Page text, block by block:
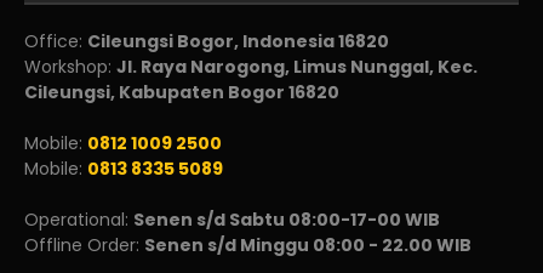
Office: Cileungsi Bogor, Indonesia 16820
Workshop: Jl. Raya Narogong, Limus Nunggal, Kec.
Cileungsi, Kabupaten Bogor 16820
Mobile: 0812 1009 2500
Mobile: 0813 8335 5089
Operational: Senen s/d Sabtu 08:00-17-00 WIB
Offline Order: Senen s/d Minggu 08:00 - 22.00 WIB